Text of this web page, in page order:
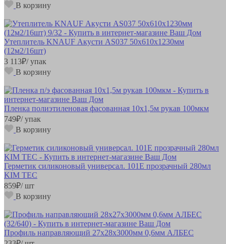
В корзину
Утеплитель KNAUF Акусти AS037 50х610х1230мм
(12м2/16шт)
3 113₽/ упак
В корзину
Пленка полиэтиленовая фасованная 10х1,5м рукав 100мкм
749₽/ упак
В корзину
Герметик силиконовый универсал. 101Е прозрачный 280мл
KIM TEC
859₽/ шт
В корзину
Профиль направляющий 27х28х3000мм 0,6мм АЛБЕС